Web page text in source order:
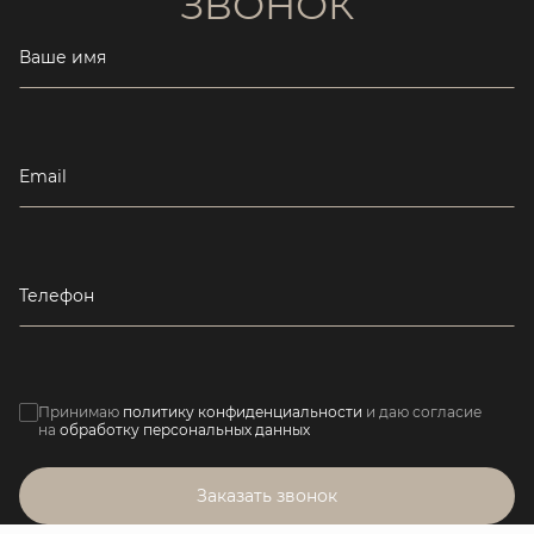
Ваше имя
Email
Телефон
Принимаю политику конфиденциальности и даю согласие
на обработку персональных данных
Заказать звонок